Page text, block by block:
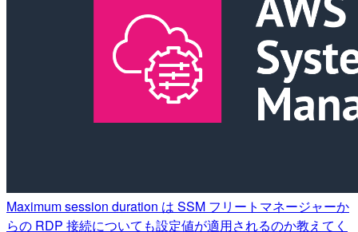
Maximum session duration は SSM フリートマネージャーか
らの RDP 接続についても設定値が適用されるのか教えてく